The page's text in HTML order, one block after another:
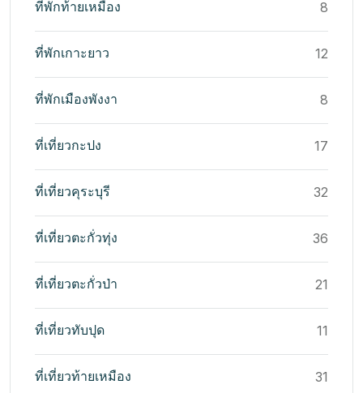
ที่พักท้ายเหมือง 8
ที่พักเกาะยาว 12
ที่พักเมืองพังงา 8
ที่เที่ยวกะปง 17
ที่เที่ยวคุระบุรี 32
ที่เที่ยวตะกั่วทุ่ง 36
ที่เที่ยวตะกั่วป่า 21
ที่เที่ยวทับปุด 11
ที่เที่ยวท้ายเหมือง 31